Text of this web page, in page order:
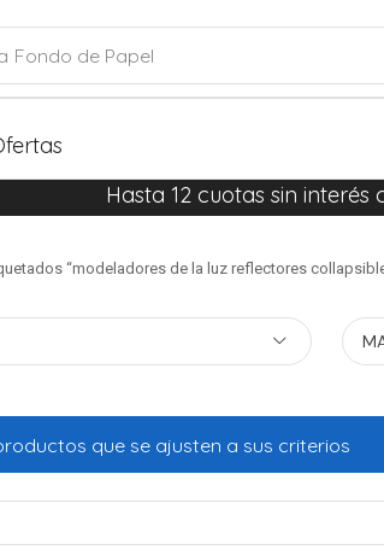
Fondo de Papel
Hasta 12 cuotas sin
“modeladores de la luz reflectores
que se ajusten a sus criterios